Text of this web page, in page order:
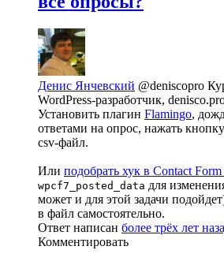
Денис Янчевский @deniscopro
WordPress-разработчик,
Установить плагин Flamingo,
ответами на опрос, нажать
csv-файл.
Или подобрать хук в Contact Form
wpcf7_posted_data для
может и для этой задачи
в файл самостоятельно.
Ответ написан более трёх лет
Комментировать